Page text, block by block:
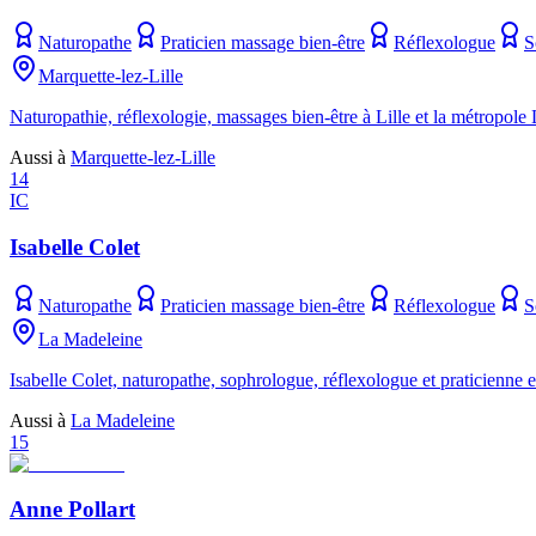
Naturopathe Praticien massage bien-être Réflexologue
Marquette-lez-Lille
Naturopathie, réflexologie, massages bien-être à Lille et la
Aussi à Marquette-lez-Lille
14
IC
Isabelle Colet
Naturopathe Praticien massage bien-être Réflexologue
La Madeleine
Isabelle Colet, naturopathe, sophrologue, réflexologue et
Aussi à La Madeleine
15
Anne Pollart